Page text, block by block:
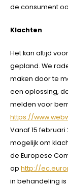
de consument
Klachten
Het kan altijd
gepland. We
maken door te
een oplossing,
melden voor
https://
Vanaf 15 februari
mogelijk om
de Europese
op http://
in behandeling is